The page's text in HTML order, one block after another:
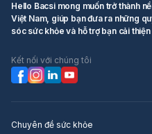
Hello Bacsi mong muốn trở thành
Việt Nam, giúp bạn đưa ra những
sóc sức khỏe và hỗ trợ bạn cải
Kết nối với chúng tôi
Chuyên đề sức khỏe